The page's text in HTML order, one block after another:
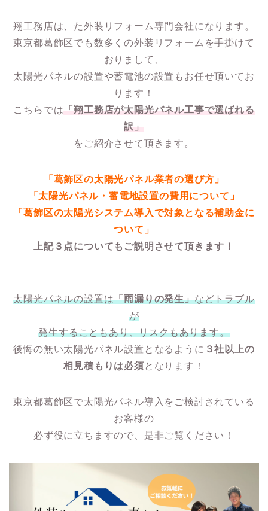
翔工務店は、た外装リフォーム専門会社になります。
東京都葛飾区でも数多くの外装リフォームを手掛けて
おりまして、
太陽光パネルの設置や蓄電池の設置もお任せ頂いてお
ります！
こちらでは 「翔工務店が太陽光パネル工事で選ばれる
訳」
をご紹介させて頂きます。
「葛飾区の太陽光パネル業者の選び方」
「太陽光パネル・蓄電地設置の費用について」
「葛飾区の太陽光システム導入で対象となる補助金に
ついて」
上記３点についてもご説明させて頂きます！
太陽光パネルの設置は「雨漏りの発生」などトラブル
が
発生することもあり、リスクもあります。
後悔の無い太陽光パネル設置となるように ３社以上の
相見積もりは必須 となります！
東京都葛飾区で太陽光パネル導入をご検討されている
お客様の
必ず役に立ちますので、是非ご覧ください！